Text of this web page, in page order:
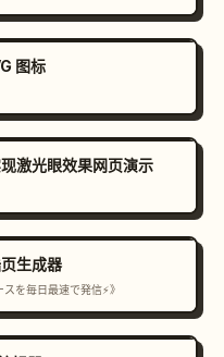
图标
激光眼效果网页演示
生成器
を毎日最速で発信⚡️》